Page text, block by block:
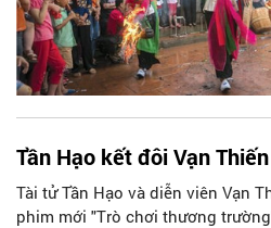
Tần Hạo kết đôi Vạn Thiến
Tài tử Tần Hạo và diễn viên Vạn
phim mới "Trò chơi thương